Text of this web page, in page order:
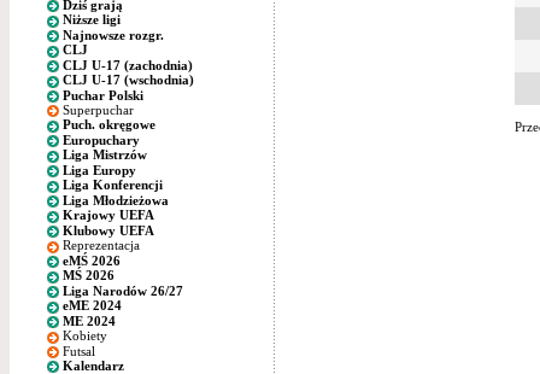
Dziś grają
Niższe ligi
Najnowsze rozgr.
CLJ
CLJ U-17 (zachodnia)
CLJ U-17 (wschodnia)
Puchar Polski
Superpuchar
Puch. okręgowe
Europuchary
Liga Mistrzów
Liga Europy
Liga Konferencji
Liga Młodzieżowa
Krajowy UEFA
Klubowy UEFA
Reprezentacja
eMŚ 2026
MŚ 2026
Liga Narodów 26/27
eME 2024
ME 2024
Kobiety
Futsal
Kalendarz